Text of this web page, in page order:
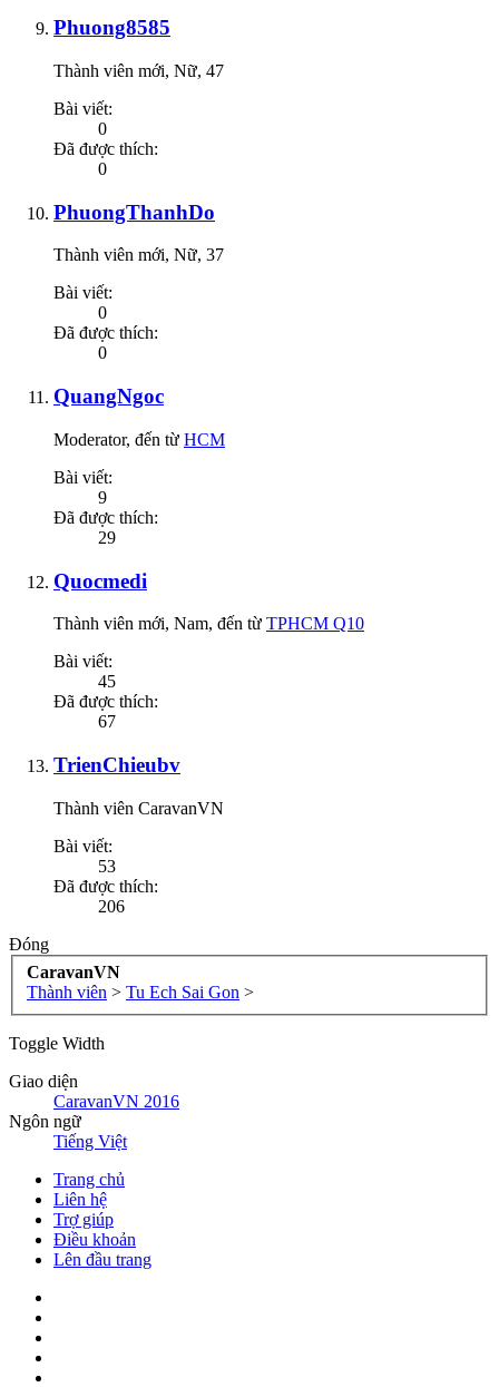
Phuong8585
Thành viên mới, Nữ, 47
Bài viết:
0
Đã được thích:
0
PhuongThanhDo
Thành viên mới, Nữ, 37
Bài viết:
0
Đã được thích:
0
QuangNgoc
Moderator, đến từ HCM
Bài viết:
9
Đã được thích:
29
Quocmedi
Thành viên mới, Nam, đến từ TPHCM Q10
Bài viết:
45
Đã được thích:
67
TrienChieubv
Thành viên CaravanVN
Bài viết:
53
Đã được thích:
206
Đóng
CaravanVN
Thành viên > Tu Ech Sai Gon >
Toggle Width
Giao diện
CaravanVN 2016
Ngôn ngữ
Tiếng Việt
Trang chủ
Liên hệ
Trợ giúp
Điều khoản
Lên đầu trang